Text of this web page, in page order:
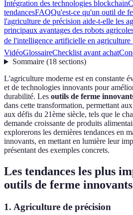
Intégration des technologies blockchain
tendancesFAQQu'est-ce qu'un outil de
l'agriculture de précision aide-t-elle les
principaux avantages des robots
de l'intelligence artificielle en agriculture
VidéoGlossaireChecklist avant achat
Sommaire(18 sections)
L'agriculture moderne est en constante
et de technologies innovants pour
durabilité. Les outils de ferme
dans cette transformation, permettant
aux défis du 21ème siècle, tels que le
demande croissante de produits
explorerons les dernières tendances en
innovants, en mettant en lumière leur
présentant des exemples concrets.
Les tendances les plus
outils de ferme
1. Agriculture de précision